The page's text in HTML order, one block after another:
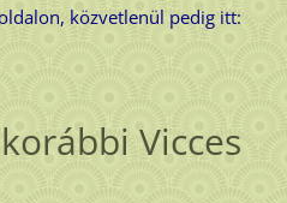
oldalon, közvetlenül pedig itt:
Vicces